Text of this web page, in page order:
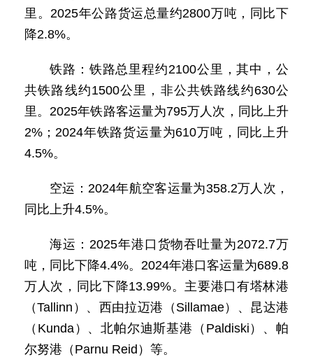
里。2025年公路货运总量约2800万吨，同比下
降2.8%。
铁路：铁路总里程约2100公里，其中，公
共铁路线约1500公里，非公共铁路线约630公
里。2025年铁路客运量为795万人次，同比上升
2%；2024年铁路货运量为610万吨，同比上升
4.5%。
空运：2024年航空客运量为358.2万人次，
同比上升4.5%。
海运：2025年港口货物吞吐量为2072.7万
吨，同比下降4.4%。2024年港口客运量为689.8
万人次，同比下降13.99%。主要港口有塔林港
（Tallinn）、西由拉迈港（Sillamae）、昆达港
（Kunda）、北帕尔迪斯基港（Paldiski）、帕
尔努港（Parnu Reid）等。